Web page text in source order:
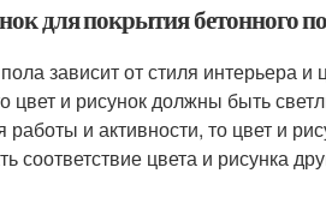
для покрытия бетонного
зависит от стиля интерьера
цвет и рисунок должны быть
и активности, то цвет и
цвета и рисунка